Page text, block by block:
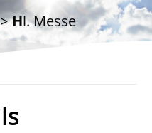
> Hl. Messe